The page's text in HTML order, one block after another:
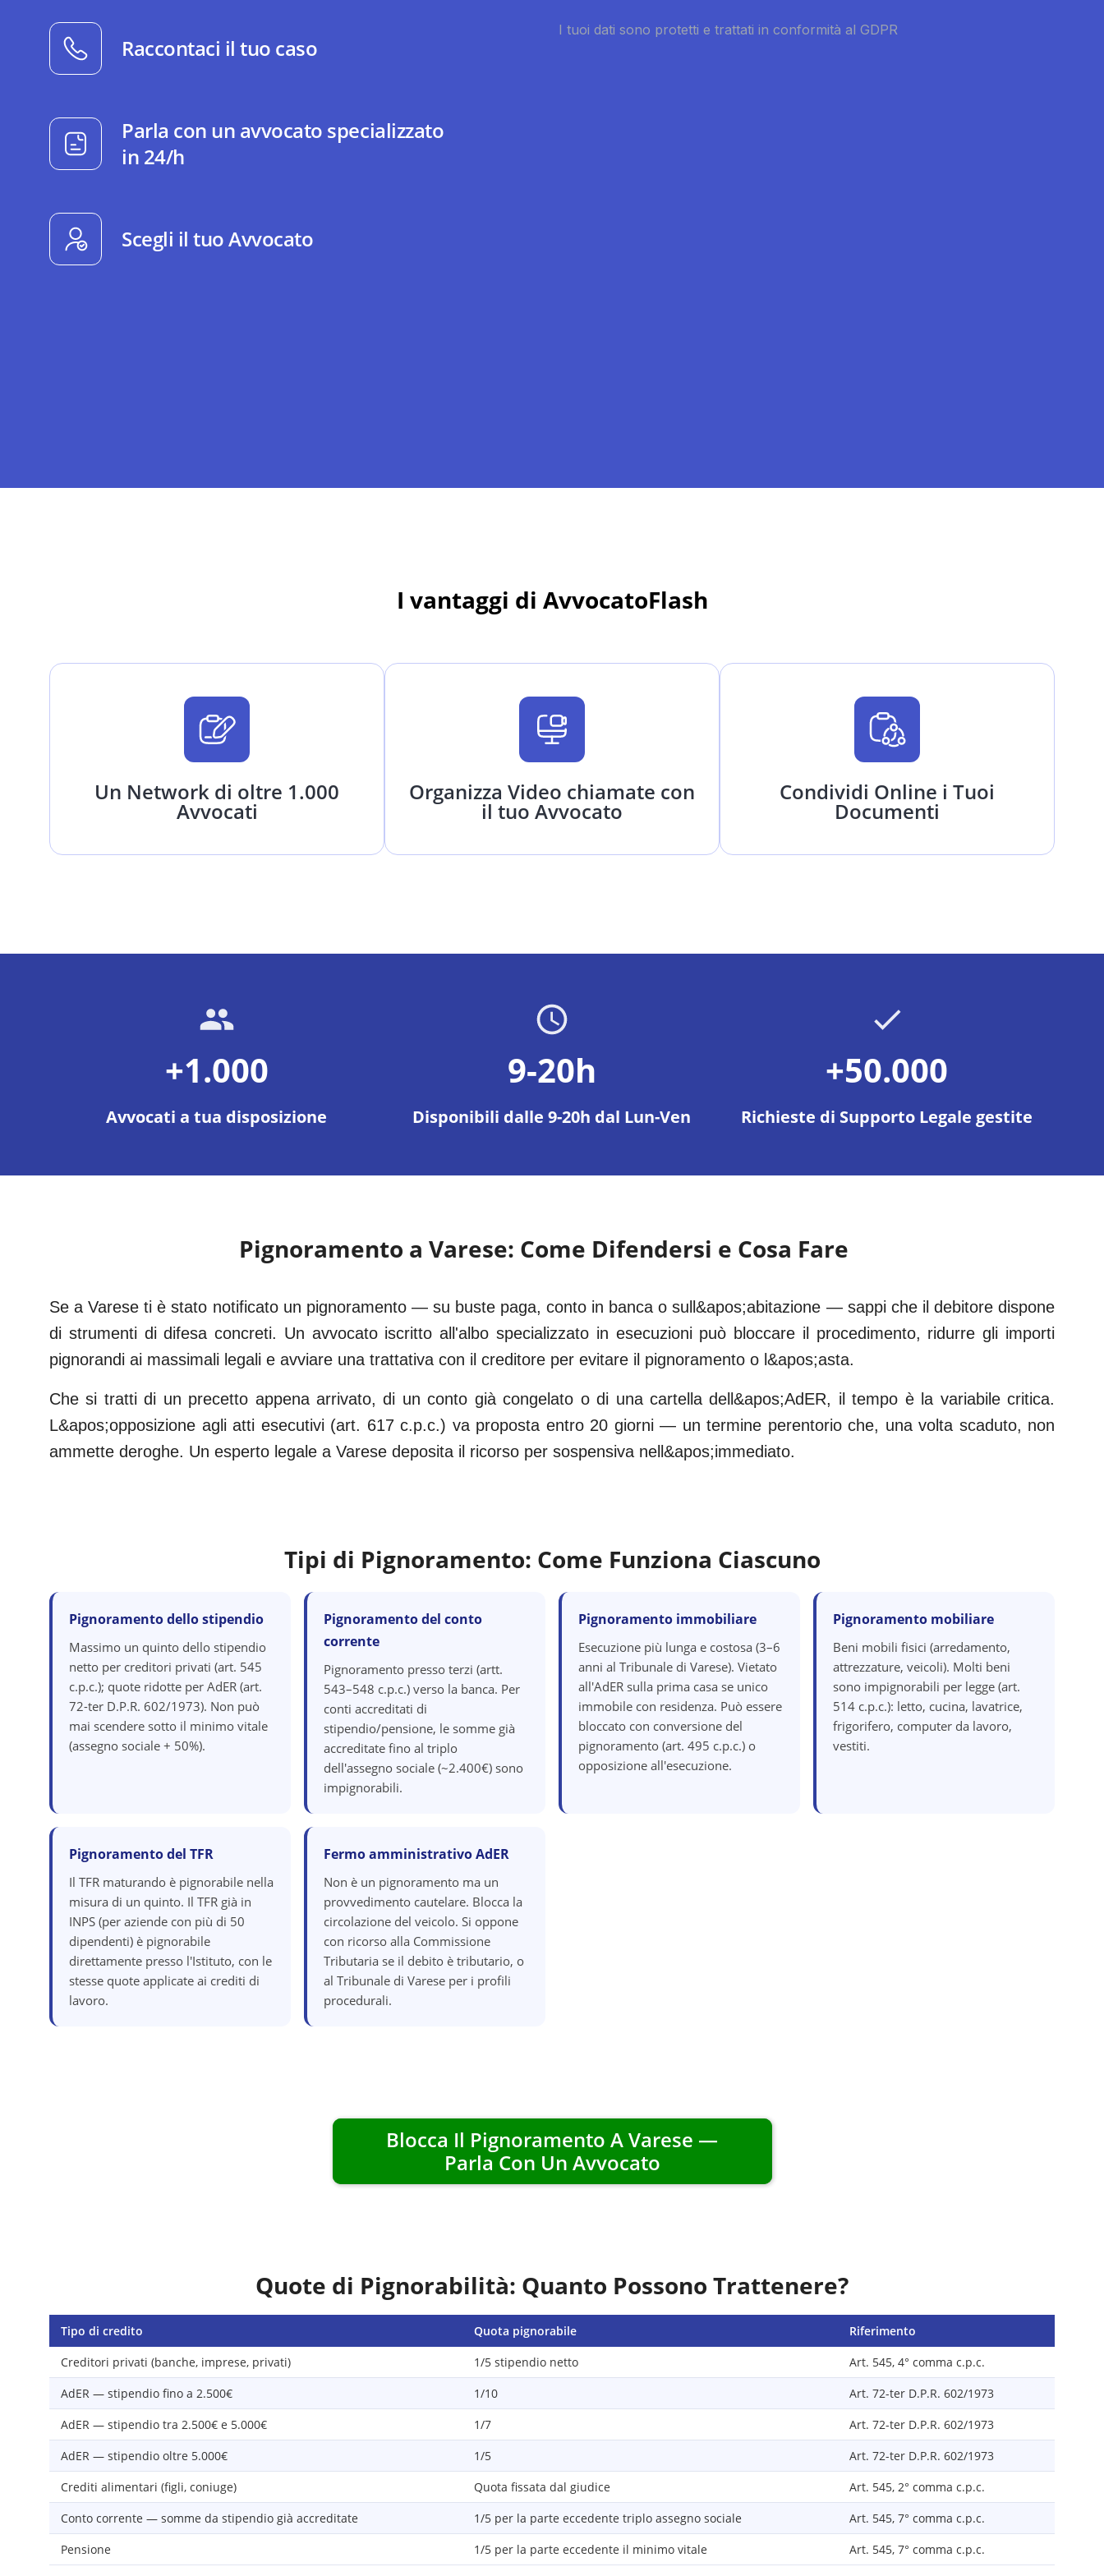
Raccontaci il tuo caso
Parla con un avvocato specializzato
in 24/h
Scegli il tuo Avvocato
I vantaggi di AvvocatoFlash
Un Network di oltre 1.000
Avvocati
Organizza Video chiamate con
il tuo Avvocato
Condividi Online i Tuoi
Documenti
+1.000
Avvocati a tua disposizione
9-20h
Disponibili dalle 9-20h dal Lun-Ven
+50.000
Richieste di Supporto Legale gestite
Pignoramento a Varese: Come Difendersi e Cosa Fare
Se a Varese ti è stato notificato un pignoramento — su buste paga, conto in banca o sull&apos;abitazione — sappi che il debitore dispone
di strumenti di difesa concreti. Un avvocato iscritto all'albo specializzato in esecuzioni può bloccare il procedimento, ridurre gli importi
pignorandi ai massimali legali e avviare una trattativa con il creditore per evitare il pignoramento o l&apos;asta.
Che si tratti di un precetto appena arrivato, di un conto già congelato o di una cartella dell&apos;AdER, il tempo è la variabile critica.
L&apos;opposizione agli atti esecutivi (art. 617 c.p.c.) va proposta entro 20 giorni — un termine perentorio che, una volta scaduto, non
ammette deroghe. Un esperto legale a Varese deposita il ricorso per sospensiva nell&apos;immediato.
Tipi di Pignoramento: Come Funziona Ciascuno
Pignoramento dello stipendio
Massimo un quinto dello stipendio
netto per creditori privati (art. 545
c.p.c.); quote ridotte per AdER (art.
72-ter D.P.R. 602/1973). Non può
mai scendere sotto il minimo vitale
(assegno sociale + 50%).
Pignoramento del conto
corrente
Pignoramento presso terzi (artt.
543–548 c.p.c.) verso la banca. Per
conti accreditati di
stipendio/pensione, le somme già
accreditate fino al triplo
dell'assegno sociale (~2.400€) sono
impignorabili.
Pignoramento immobiliare
Esecuzione più lunga e costosa (3–6
anni al Tribunale di Varese). Vietato
all'AdER sulla prima casa se unico
immobile con residenza. Può essere
bloccato con conversione del
pignoramento (art. 495 c.p.c.) o
opposizione all'esecuzione.
Pignoramento mobiliare
Beni mobili fisici (arredamento,
attrezzature, veicoli). Molti beni
sono impignorabili per legge (art.
514 c.p.c.): letto, cucina, lavatrice,
frigorifero, computer da lavoro,
vestiti.
Pignoramento del TFR
Il TFR maturando è pignorabile nella
misura di un quinto. Il TFR già in
INPS (per aziende con più di 50
dipendenti) è pignorabile
direttamente presso l'Istituto, con le
stesse quote applicate ai crediti di
lavoro.
Fermo amministrativo AdER
Non è un pignoramento ma un
provvedimento cautelare. Blocca la
circolazione del veicolo. Si oppone
con ricorso alla Commissione
Tributaria se il debito è tributario, o
al Tribunale di Varese per i profili
procedurali.
Blocca Il Pignoramento AVarese —
Parla Con Un Avvocato
Quote di Pignorabilità: Quanto Possono Trattenere?
Tipo di credito Quota pignorabile
Riferimento
Creditori privati (banche, imprese, privati)
1/5 stipendio netto
Art. 545, 4° comma c.p.c.
AdER — stipendio fino a 2.500€
1/10
Art. 72-ter D.P.R. 602/1973
AdER — stipendio tra 2.500€ e 5.000€
1/7
Art. 72-ter D.P.R. 602/1973
AdER — stipendio oltre 5.000€
1/5
Art. 72-ter D.P.R. 602/1973
Crediti alimentari (figli, coniuge)
Quota fissata dal giudice
Art. 545, 2° comma c.p.c.
Conto corrente — somme da stipendio già accreditate
1/5 per la parte eccedente triplo assegno sociale
Art. 545, 7° comma c.p.c.
Pensione
1/5 per la parte eccedente il minimo vitale Art. 545, 7° comma c.p.c.